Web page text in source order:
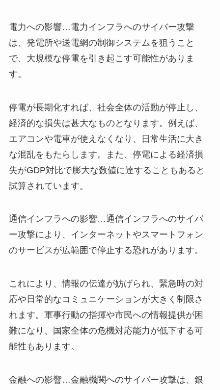
電力への影響…電力インフラへのサイバー攻撃
は、発電所や送電網の制御システムを狙うこと
で、大規模な停電を引き起こす可能性がありま
す。
停電が長期化すれば、社会全体の活動が停止し、
経済的な損失は甚大なものとなります。例えば、
エアコンや電車が使えなくなり、日常生活に大き
な混乱をもたらします。また、停電による経済損
失がGDP対比で膨大な数値に達することもあると
試算されています。
通信インフラへの影響…通信インフラへのサイバ
ー攻撃により、インターネットやスマートフォン
のサービスが広範囲で停止する恐れがあります。
これにより、情報の伝達が妨げられ、緊急時の対
応や日常的なコミュニケーションが大きく制限さ
れます。軍事行動の指揮や市民への情報提供が困
難になり、国家全体の危機対応能力が低下する可
能性もあります。
金融への影響…金融機関へのサイバー攻撃は、銀